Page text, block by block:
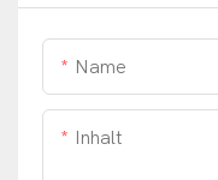
Name
Inhalt